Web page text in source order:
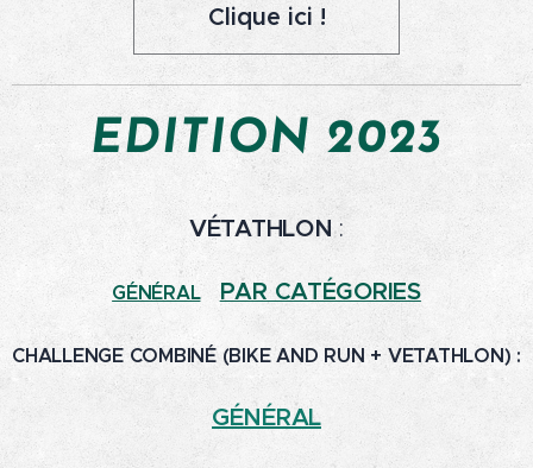
Clique ici !
EDITION 2023
VÉTATHLON:
GÉNÉRAL PAR CATÉGORIES
CHALLENGE COMBINÉ (BIKE AND RUN + VETATHLON) :
GÉNÉRAL